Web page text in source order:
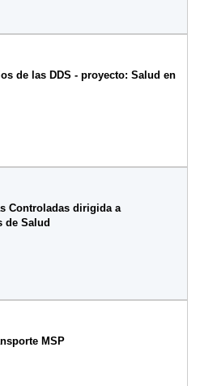
de las DDS - proyecto: Salud en
Controladas dirigida a
de Salud
MSP